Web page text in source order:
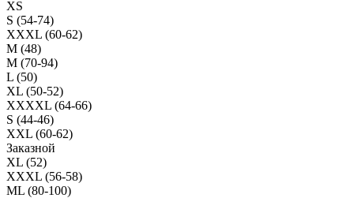
XS
S (54-74)
XXXL (60-62)
M (48)
M (70-94)
L (50)
XL (50-52)
XXXXL (64-66)
S (44-46)
XXL (60-62)
Заказной
XL (52)
XXXL (56-58)
ML (80-100)